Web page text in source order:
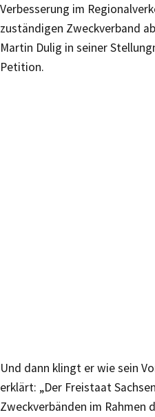
Verbesserung im
zuständigen Zweckverband
Martin Dulig in seiner
Petition.
Und dann klingt er wie sein
erklärt: „Der Freistaat
Zweckverbänden im Rahmen